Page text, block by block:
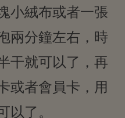
小絨布或者一張
兩分鐘左右，時
干就可以了，再
或者會員卡，用
以了。